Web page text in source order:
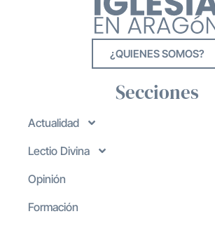
¿QUIENES SOMOS?
Secciones
Actualidad
Lectio Divina
Opinión
Formación